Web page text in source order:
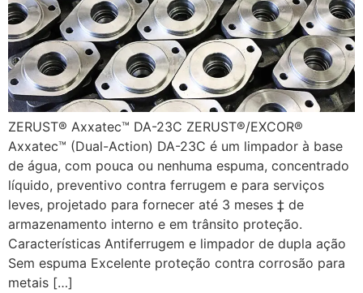
ZERUST® Axxatec™ DA-23C ZERUST®/EXCOR®
Axxatec™ (Dual-Action) DA-23C é um limpador à base
de água, com pouca ou nenhuma espuma, concentrado
líquido, preventivo contra ferrugem e para serviços
leves, projetado para fornecer até 3 meses ‡ de
armazenamento interno e em trânsito proteção.
Características Antiferrugem e limpador de dupla ação
Sem espuma Excelente proteção contra corrosão para
metais […]